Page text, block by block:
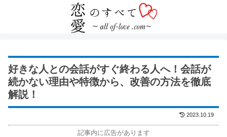
好きな人との会話がすぐ終わる人へ！会話が
続かない理由や特徴から、改善の方法を徹底
解説！
2023.10.19
記事内に広告があります